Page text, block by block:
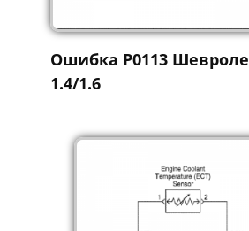
Ошибка P0113
1.4/1.6